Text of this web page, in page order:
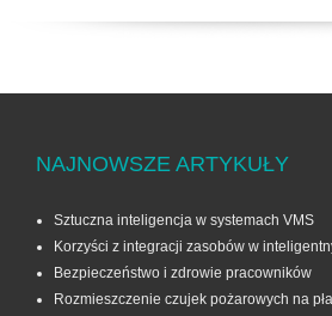
NAJNOWSZE ARTYKUŁY
Sztuczna inteligencja w systemach VMS
Korzyści z integracji zasobów w
Bezpieczeństwo i zdrowie pracowników
Rozmieszczenie czujek pożarowych na